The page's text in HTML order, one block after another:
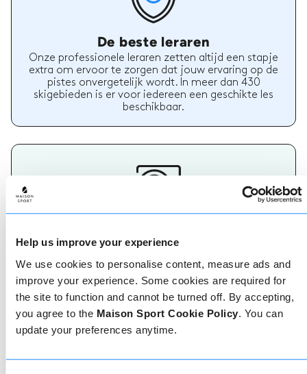
Help us improve your experience
We use cookies to personalise content, measure ads and
improve your experience. Some cookies are required for
the site to function and cannot be turned off. By accepting,
you agree to the Maison Sport Cookie Policy. You can
update your preferences anytime.
De beste leraren
Onze professionele leraren zetten altijd een stapje
extra om ervoor te zorgen dat jouw ervaring op de
pistes onvergetelijk wordt. In meer dan 430
skigebieden is er voor iedereen een geschikte les
beschikbaar.
Maak je keuze
op de pistes gemaakt, dus het is belangrijk om de
juiste ski- of snowboardleraar te hebben. Vind
vandaag nog jouw skileraar.